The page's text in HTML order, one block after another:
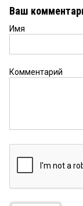
гость
Омич
Ваш
Имя
Комментарий